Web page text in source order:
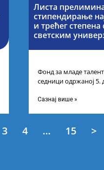
Листа
стипендирање
и трећег
светским
Фонд за младе
седници одржаној 5.
Сазнај више »
3 4 … 15 >